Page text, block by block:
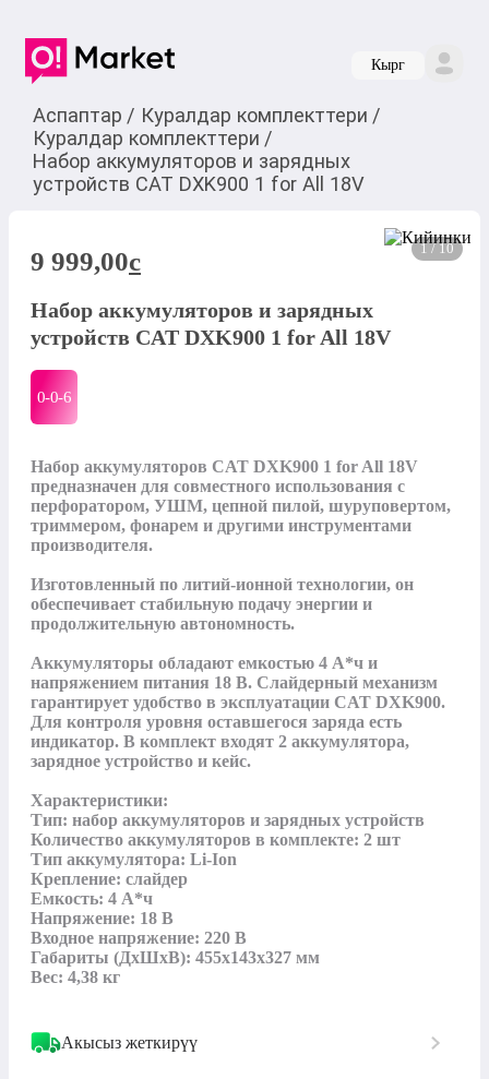
Кырг
Аспаптар / Куралдар комплекттери /
Куралдар комплекттери /
Набор аккумуляторов и зарядных
устройств CAT DXK900 1 for All 18V
1 / 10
9 999,00c
Набор аккумуляторов и зарядных
устройств CAT DXK900 1 for All 18V
0-0-6
Набор аккумуляторов CAT DXK900 1 for All 18V
предназначен для совместного использования с
перфоратором, УШМ, цепной пилой, шуруповертом,
триммером, фонарем и другими инструментами
производителя.
Изготовленный по литий-ионной технологии, он
обеспечивает стабильную подачу энергии и
продолжительную автономность.
Аккумуляторы обладают емкостью 4 А*ч и
напряжением питания 18 В. Слайдерный механизм
гарантирует удобство в эксплуатации CAT DXK900.
Для контроля уровня оставшегося заряда есть
индикатор. В комплект входят 2 аккумулятора,
зарядное устройство и кейс.
Характеристики:
Тип: набор аккумуляторов и зарядных устройств
Количество аккумуляторов в комплекте: 2 шт
Тип аккумулятора: Li-Ion
Крепление: слайдер
Емкость: 4 А*ч
Напряжение: 18 В
Входное напряжение: 220 В
Габариты (ДхШхВ): 455х143х327 мм
Вес: 4,38 кг
Акысыз жеткирүү